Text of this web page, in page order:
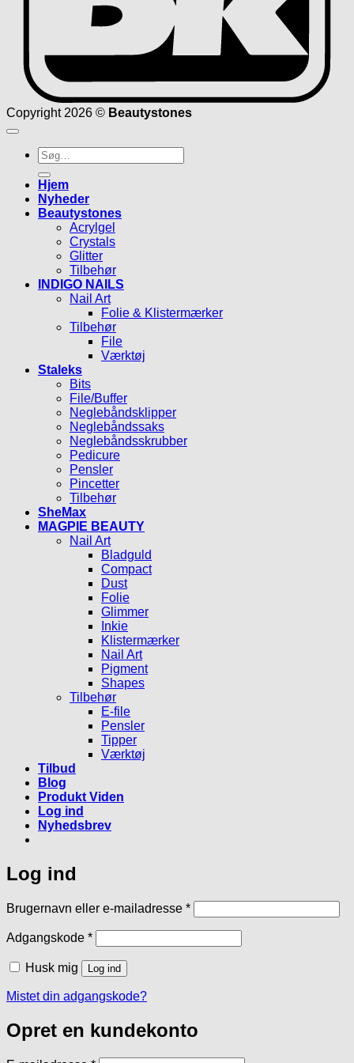
Copyright 2026 © Beautystones
Søg
efter:
Hjem
Nyheder
Beautystones
Acrylgel
Crystals
Glitter
Tilbehør
INDIGO NAILS
Nail Art
Folie & Klistermærker
Tilbehør
File
Værktøj
Staleks
Bits
File/Buffer
Neglebåndsklipper
Neglebåndssaks
Neglebåndsskrubber
Pedicure
Pensler
Pincetter
Tilbehør
SheMax
MAGPIE BEAUTY
Nail Art
Bladguld
Compact
Dust
Folie
Glimmer
Inkie
Klistermærker
Nail Art
Pigment
Shapes
Tilbehør
E-file
Pensler
Tipper
Værktøj
Tilbud
Blog
Produkt Viden
Log ind
Nyhedsbrev
Log ind
Brugernavn eller e-mailadresse *Påkrævet
Adgangskode *Påkrævet
Husk mig Log ind
Mistet din adgangskode?
Opret en kundekonto